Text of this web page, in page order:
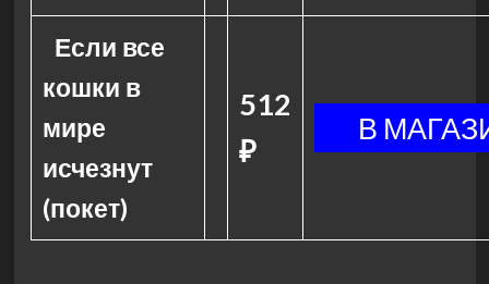
Если все
кошки в
мире
исчезнут
(покет)
512
₽